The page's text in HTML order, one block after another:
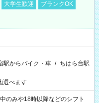
大学生歓迎
ブランクOK
駅からバイク・車 / ちはら台駅
選べます
のみや18時以降などのシフト